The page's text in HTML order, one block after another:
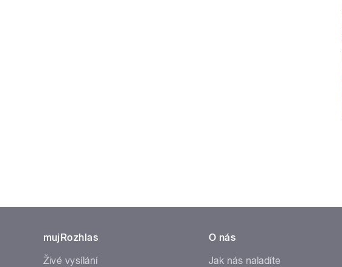
mujRozhlas
Živé vysílání
O nás
Jak nás naladíte